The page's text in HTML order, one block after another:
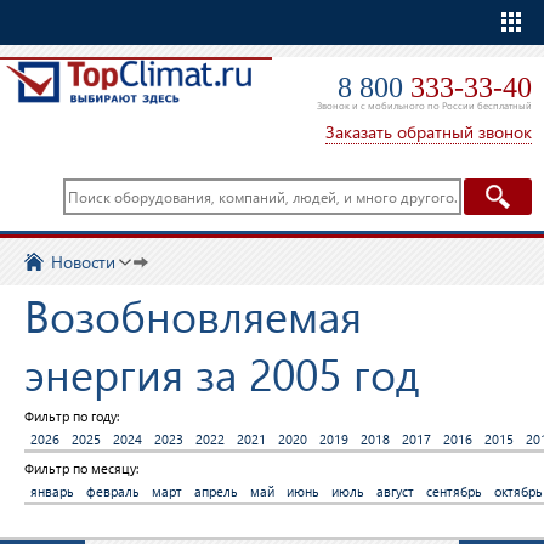
8 800 333-33-40
Звонок и с мобильного по России бесплатный
Заказать обратный звонок
Новости
Возобновляемая
энергия за 2005 год
Фильтр по году:
2026
2025 2024 2023 2022 2021 2020 2019 2018 2017 2016 2015
Фильтр по месяцу:
январь
февраль март апрель май июнь июль август сентябрь октябрь